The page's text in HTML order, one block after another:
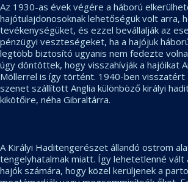
Az 1930-as évek végére a háború
hajótulajdonosoknak lehetőségük volt arra,
tevékenységüket, és ezzel bevállalják az
pénzügyi veszteségeket, ha a hajójuk
legtöbb biztosító ugyanis nem fedezte
úgy döntöttek, hogy visszahívják a hajóikat
Möllerrel is így történt. 1940-ben visszatért
szenet szállított Anglia különböző királyi
kikötőire, néha Gibraltárra.
A Királyi Haditengerészet állandó ostrom
tengelyhatalmak miatt. Így lehetetlenné vált
hajók számára, hogy közel kerüljenek a